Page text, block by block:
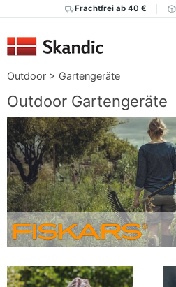
Frachtfrei ab 40 €
Outdoor > Gartengeräte
Outdoor Gartengeräte